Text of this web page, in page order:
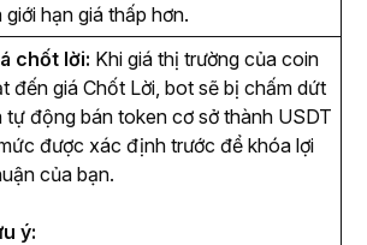
giới hạn giá thấp hơn.
chốt lời: Khi giá thị trường của coin
đến giá Chốt Lời, bot sẽ bị chấm dứt
tự động bán token cơ sở thành USDT
được xác định trước để khóa lợi
của bạn.
ý: